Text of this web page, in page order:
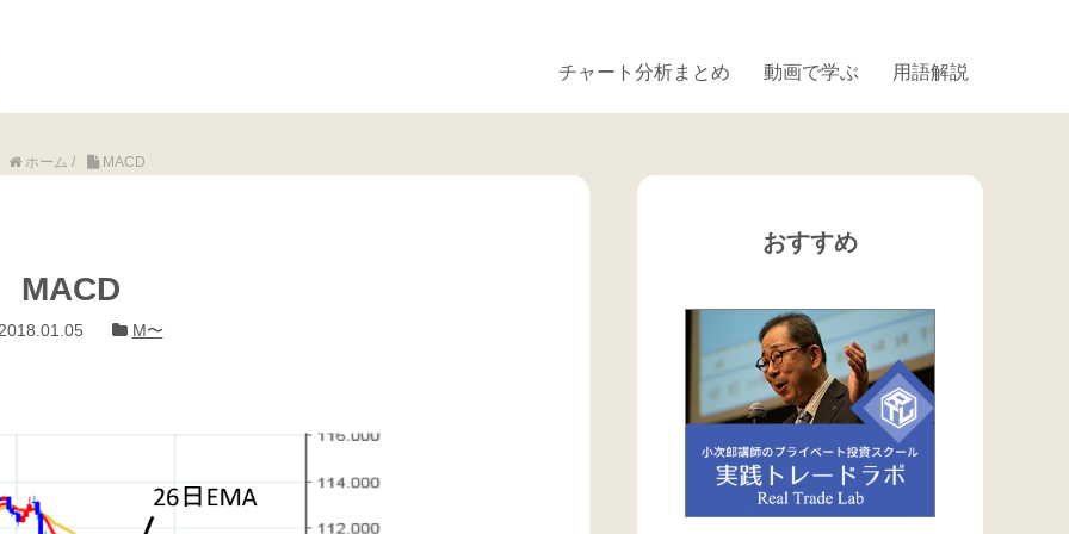
チャート分析まとめ 動画で学ぶ 用語解説
ホーム / MACD
MACD
M〜
おすすめ